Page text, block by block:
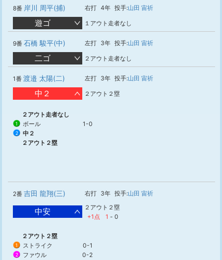
8番 岸川 周平(捕) 右打 4年 投手:山田 宙祈
遊ゴ １アウト走者なし
9番 石橋 駿平(中) 左打 3年 投手:山田 宙祈
二ゴ ２アウト走者なし
1番 渡邉 太陽(二) 左打 3年 投手:山田 宙祈
中２ ２アウト２塁
２アウト走者なし
1 ボール 1-0
2
中２
２アウト２塁
2番 吉田 龍翔(三) 右打 3年 投手:山田 宙祈
中安
２アウト２塁
+1点
1 - 0
２アウト２塁
1 ストライク 0-1
2 ファウル 0-2